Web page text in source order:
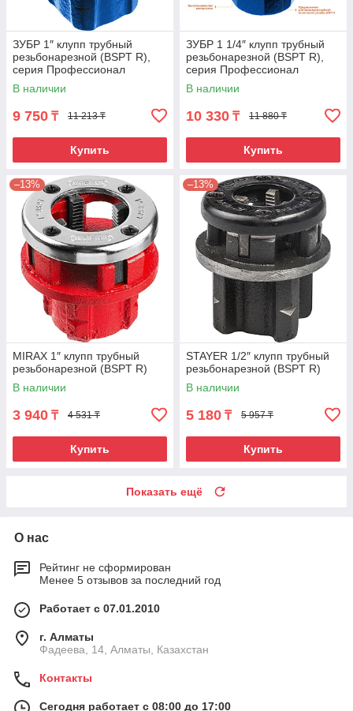
ЗУБР 1″ клупп трубный
резьбонарезной (BSPT R),
серия Профессионал
В наличии
9 750 ₸ 11 213 ₸
Купить
ЗУБР 1 1/4″ клупп трубный
резьбонарезной (BSPT R),
серия Профессионал
В наличии
10 330 ₸ 11 880 ₸
Купить
–13%
MIRAX 1″ клупп трубный
резьбонарезной (BSPT R)
В наличии
3 940 ₸ 4 531 ₸
Купить
–13%
STAYER 1/2″ клупп трубный
резьбонарезной (BSPT R)
В наличии
5 180 ₸ 5 957 ₸
Купить
Показать ещё
О нас
Рейтинг не сформирован
Менее 5 отзывов за последний год
Работает с 07.01.2010
г. Алматы
Фадеева, 14, Алматы, Казахстан
Контакты
Сегодня работает с 08:00 до 17:00